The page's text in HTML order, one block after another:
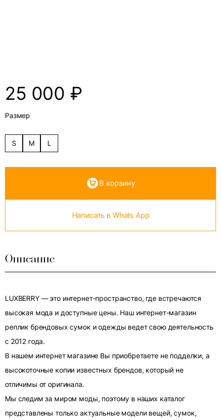
25 000 ₽
Размер
S M L
В корзину
Написать в Whats App
Описание
LUXBERRY — это интернет-пространство, где встречаются
высокая мода и доступные цены. Наш интернет-магазин
реплик брендовых сумок и одежды ведет свою деятельность
с 2012 года.
В нашем интернет магазине Вы приобретаете не подделки, а
высокоточные копии известных брендов, который не
отличимы от оригинала.
Мы следим за миром моды, поэтому в наших каталог
представлены только актуальные модели вещей, сумок,